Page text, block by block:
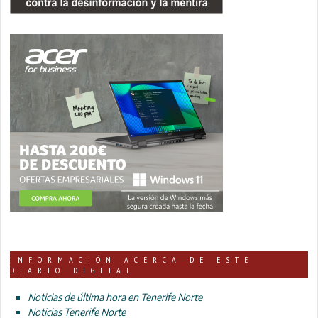
INFORMACIÓN ACERCA DE ESTE
DIARIO DIGITAL
Noticias de última hora en Tenerife Norte
Noticias Tenerife Norte